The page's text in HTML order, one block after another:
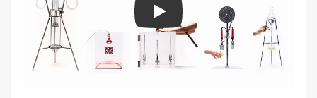
Play